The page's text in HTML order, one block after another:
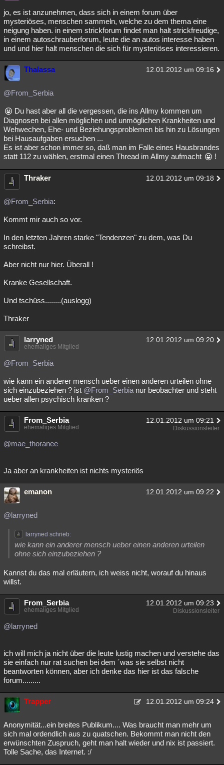
jo, es ist anzunehmen, dass sich in einem forum über
mysteriöses, menschen sammeln, welche zu dem thema eine
neigung haben. in einem strickforum findet man halt strickfreudige,
in einem autoschrauberforum, leute die an autos interesse haben
und und hier halt menschen die sich für mysteriöses interessieren.
Thalassa 12.01.2012 um 09:16
@From_Serbia
Du hast aber all die vergessen, die ins Allmy kommen um
Diagnosen bei allen möglichen und unmöglichen Krankheiten und
Wehwechen, Ehe- und Beziehungsproblemen bis hin zu Lösungen
bei Hausaufgaben ersuchen ...
Es ist aber schon immer so, daß man im Falle eines Hausbrandes
statt 112 zu wählen, erstmal einen Thread im Allmy aufmacht
!
Thraker 12.01.2012 um 09:18
@From_Serbia:
Kommt mir auch so vor.
In den letzten Jahren starke "Tendenzen" zu dem, was Du
schreibst.
Aber nicht nur hier. Überall !
Kranke Gesellschaft.
Und tschüss........(auslogg)
Thraker
larryned 12.01.2012 um 09:20
ehemaliges Mitglied
@From_Serbia
wie kann ein anderer mensch ueber einen anderen urteilen ohne
sich einzubeziehen ? ist @From_Serbia nur beobachter und steht
ueber allen psychisch kranken ?
From_Serbia 12.01.2012 um 09:21
ehemaliges Mitglied Diskussionsleiter
@mae_thoranee
Ja aber an krankheiten ist nichts mysteriös
emanon 12.01.2012 um 09:22
@larryned
larryned schrieb:
wie kann ein anderer mensch ueber einen anderen urteilen
ohne sich einzubeziehen ?
Kannst du das mal erläutern, ich weiss nicht, worauf du hinaus
willst.
From_Serbia 12.01.2012 um 09:23
ehemaliges Mitglied Diskussionsleiter
@larryned
ich will mich ja nicht über die leute lustig machen und verstehe das
sie einfach nur rat suchen bei dem ´was sie selbst nicht
beantworten können, aber ich denke das hier ist das falsche
forum.........
Trapper 12.01.2012 um 09:24
Anonymität...ein breites Publikum.... Was braucht man mehr um
sich mal ordendlich aus zu quatschen. Bekommt man nicht den
erwünschten Zuspruch, geht man halt wieder und nix ist passiert.
Tolle Sache, das Internet. :/